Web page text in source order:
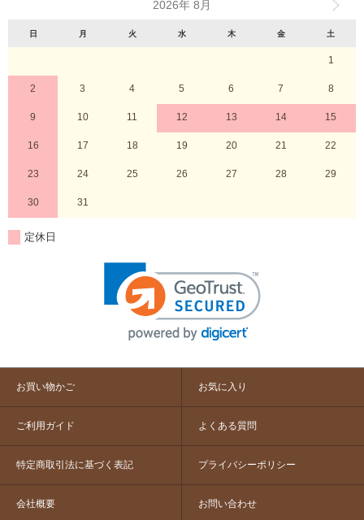
2026年 8月
日 月 火 水 木 金 土
1
2 3 4 5 6 7 8
9 10 11 12 13 14 15
16 17 18 19 20 21 22
23 24 25 26 27 28 29
30 31
定休日
お買い物かご お気に入り
ご利用ガイド よくある質問
特定商取引法に基づく表記 プライバシーポリシー
会社概要 お問い合わせ